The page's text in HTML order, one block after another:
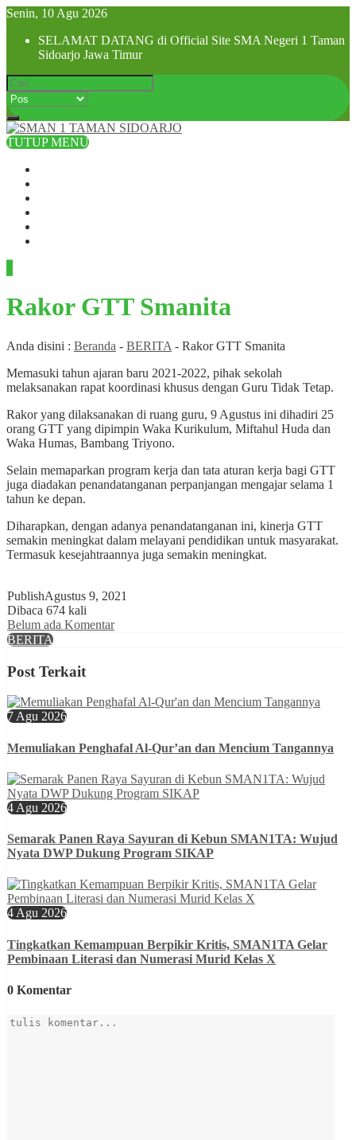
Senin, 10 Agu 2026
SELAMAT DATANG di Official Site SMA Negeri 1 Taman
Sidoarjo Jawa Timur
TUTUP MENU
Rakor GTT Smanita
Anda disini : Beranda - BERITA - Rakor GTT Smanita
Memasuki tahun ajaran baru 2021-2022, pihak sekolah
melaksanakan rapat koordinasi khusus dengan Guru Tidak Tetap.
Rakor yang dilaksanakan di ruang guru, 9 Agustus ini dihadiri 25
orang GTT yang dipimpin Waka Kurikulum, Miftahul Huda dan
Waka Humas, Bambang Triyono.
Selain memaparkan program kerja dan tata aturan kerja bagi GTT
juga diadakan penandatanganan perpanjangan mengajar selama 1
tahun ke depan.
Diharapkan, dengan adanya penandatanganan ini, kinerja GTT
semakin meningkat dalam melayani pendidikan untuk masyarakat.
Termasuk kesejahtraannya juga semakin meningkat.
PublishAgustus 9, 2021
Dibaca 674 kali
Belum ada Komentar
BERITA
Post Terkait
7 Agu 2026
Memuliakan Penghafal Al-Qur’an dan Mencium Tangannya
4 Agu 2026
Semarak Panen Raya Sayuran di Kebun SMAN1TA: Wujud
Nyata DWP Dukung Program SIKAP
4 Agu 2026
Tingkatkan Kemampuan Berpikir Kritis, SMAN1TA Gelar
Pembinaan Literasi dan Numerasi Murid Kelas X
0 Komentar